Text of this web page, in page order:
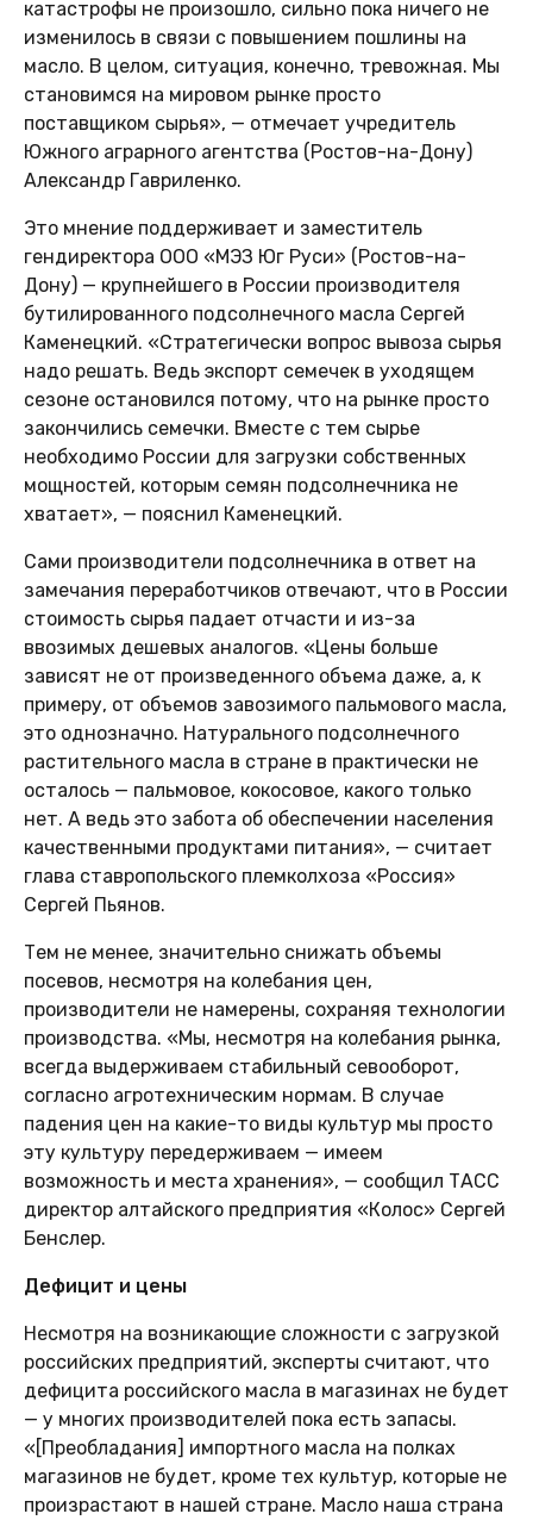
катастрофы не произошло, сильно пока ничего не
изменилось в связи с повышением пошлины на
масло. В целом, ситуация, конечно, тревожная. Мы
становимся на мировом рынке просто
поставщиком сырья», — отмечает учредитель
Южного аграрного агентства (Ростов-на-Дону)
Александр Гавриленко.
Это мнение поддерживает и заместитель
гендиректора ООО «МЭЗ Юг Руси» (Ростов-на-
Дону) — крупнейшего в России производителя
бутилированного подсолнечного масла Сергей
Каменецкий. «Стратегически вопрос вывоза сырья
надо решать. Ведь экспорт семечек в уходящем
сезоне остановился потому, что на рынке просто
закончились семечки. Вместе с тем сырье
необходимо России для загрузки собственных
мощностей, которым семян подсолнечника не
хватает», — пояснил Каменецкий.
Сами производители подсолнечника в ответ на
замечания переработчиков отвечают, что в России
стоимость сырья падает отчасти и из-за
ввозимых дешевых аналогов. «Цены больше
зависят не от произведенного объема даже, а, к
примеру, от объемов завозимого пальмового масла,
это однозначно. Натурального подсолнечного
растительного масла в стране в практически не
осталось — пальмовое, кокосовое, какого только
нет. А ведь это забота об обеспечении населения
качественными продуктами питания», — считает
глава ставропольского племколхоза «Россия»
Сергей Пьянов.
Тем не менее, значительно снижать объемы
посевов, несмотря на колебания цен,
производители не намерены, сохраняя технологии
производства. «Мы, несмотря на колебания рынка,
всегда выдерживаем стабильный севооборот,
согласно агротехническим нормам. В случае
падения цен на какие-то виды культур мы просто
эту культуру передерживаем — имеем
возможность и места хранения», — сообщил ТАСС
директор алтайского предприятия «Колос» Сергей
Бенслер.
Дефицит и цены
Несмотря на возникающие сложности с загрузкой
российских предприятий, эксперты считают, что
дефицита российского масла в магазинах не будет
— у многих производителей пока есть запасы.
«[Преобладания] импортного масла на полках
магазинов не будет, кроме тех культур, которые не
произрастают в нашей стране. Масло наша страна